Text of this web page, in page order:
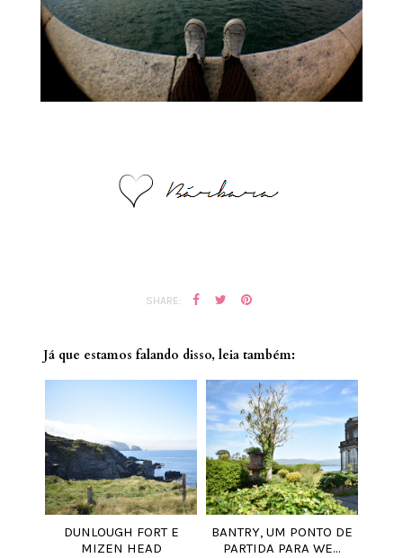
SHARE:
Já que estamos falando disso, leia também:
DUNLOUGH FORT E
MIZEN HEAD
BANTRY, UM PONTO DE
PARTIDA PARA WE...